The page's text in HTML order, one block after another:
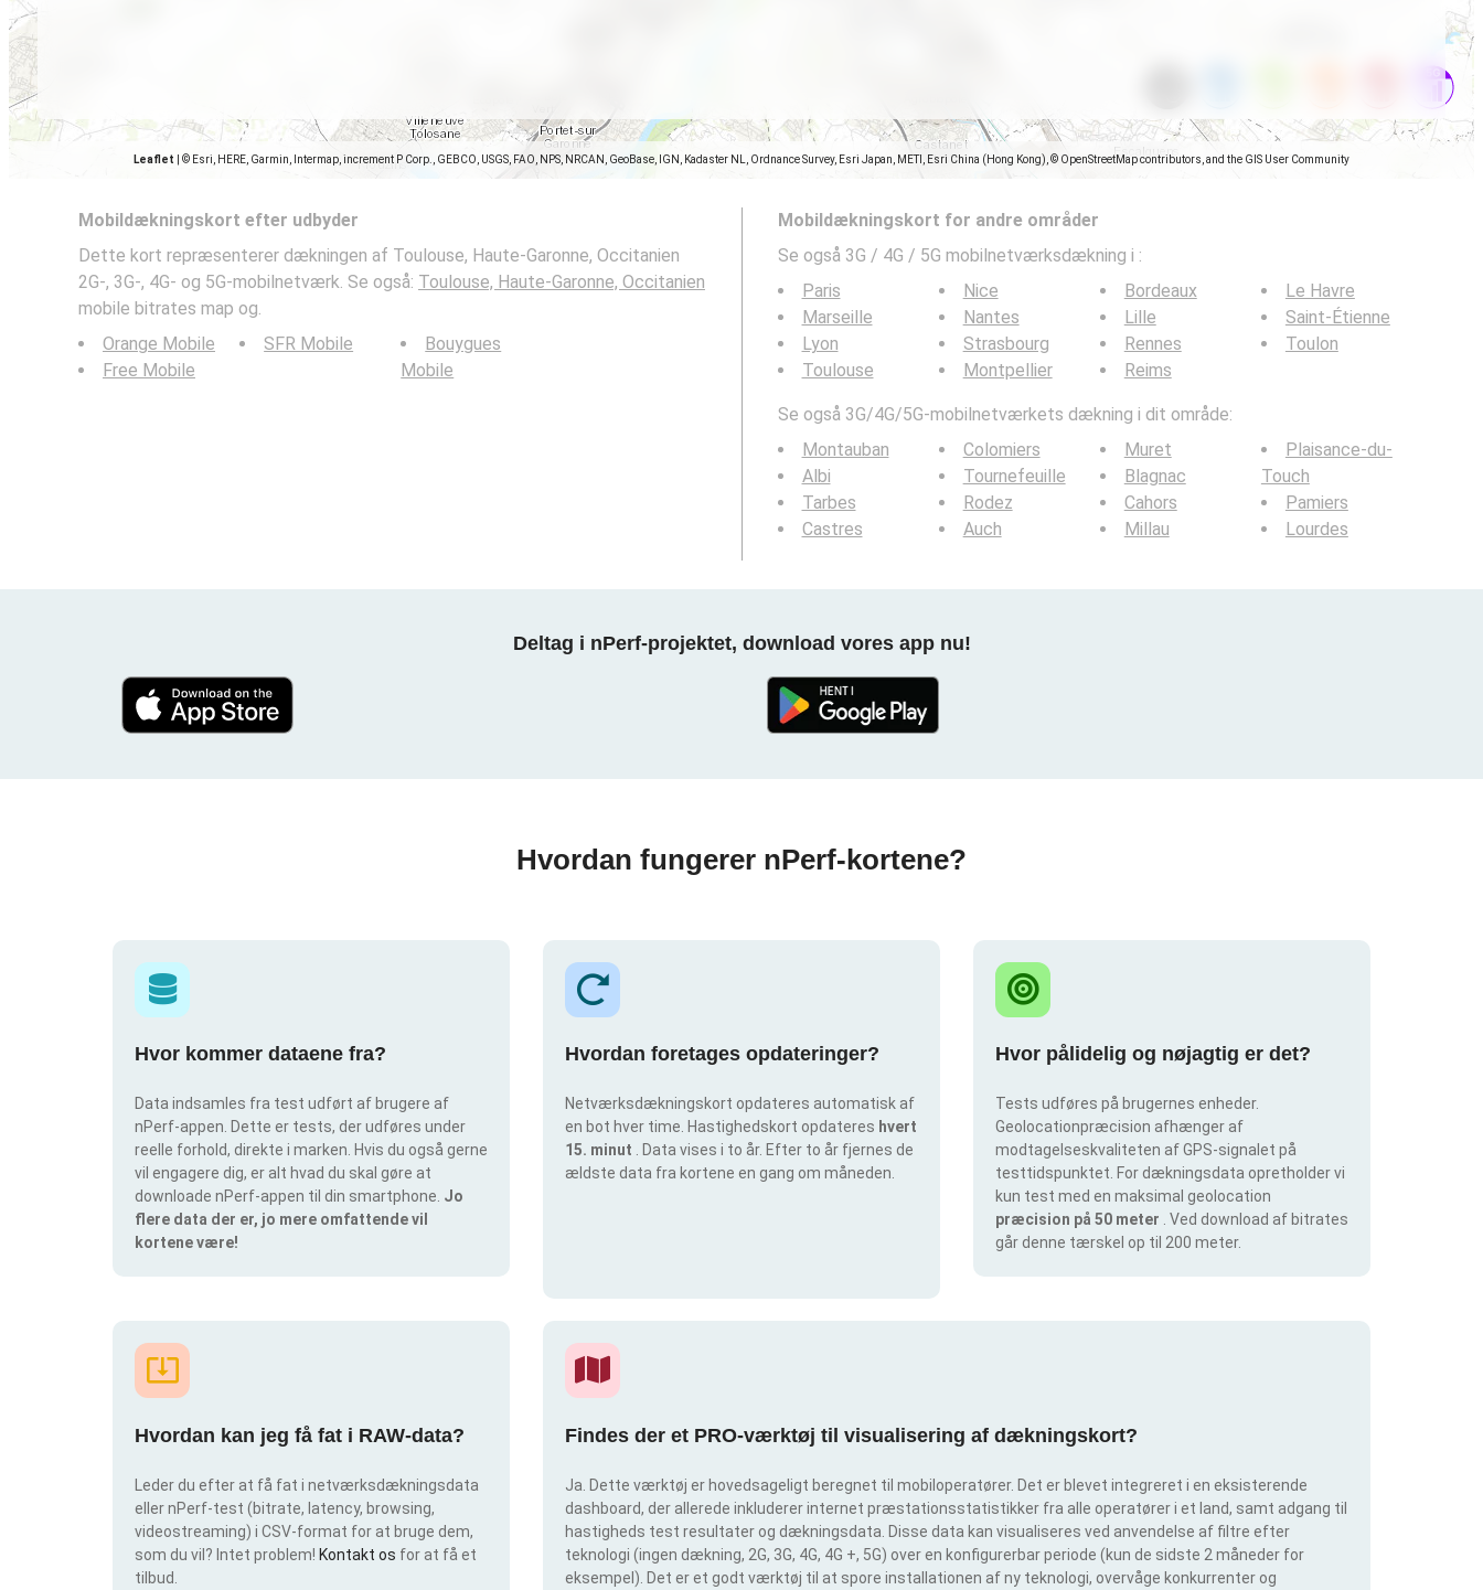
Leaflet © Esri, HERE, Garmin, Intermap, increment P Corp., GEBCO, USGS, FAO, NPS, NRCAN, GeoBase, IGN, Kadaster NL, Ordnance Survey, Esri Japan, METI, Esri China (Hong Kong), © OpenStreetMap contributors, and the GIS User Community
Mobildækningskort efter udbyder
Dette kort repræsenterer dækningen af Toulouse, Haute-Garonne, Occitanien
2G-, 3G-, 4G- og 5G-mobilnetværk. Se også: Toulouse, Haute-Garonne, Occitanien
mobile bitrates map og.
Orange Mobile
Free Mobile
SFR Mobile
Bouygues
Mobile
Mobildækningskort for andre områder
Se også 3G / 4G / 5G mobilnetværksdækning i :
Paris
Marseille
Lyon
Toulouse
Nice
Nantes
Strasbourg
Montpellier
Bordeaux
Lille
Rennes
Reims
Le Havre
Saint-Étienne
Toulon
Se også 3G/4G/5G-mobilnetværkets dækning i dit område:
Montauban
Albi
Tarbes
Castres
Colomiers
Tournefeuille
Rodez
Auch
Muret
Blagnac
Cahors
Millau
Plaisance-du-
Touch
Pamiers
Lourdes
Deltag i nPerf-projektet, download vores app nu!
Hvordan fungerer nPerf-kortene?
Hvor kommer dataene fra?
Data indsamles fra test udført af brugere af
nPerf-appen. Dette er tests, der udføres under
reelle forhold, direkte i marken. Hvis du også gerne
vil engagere dig, er alt hvad du skal gøre at
downloade nPerf-appen til din smartphone. Jo
flere data der er, jo mere omfattende vil
kortene være!
Hvordan foretages opdateringer?
Netværksdækningskort opdateres automatisk af
en bot hver time. Hastighedskort opdateres hvert
15. minut
. Data vises i to år. Efter to år fjernes de
ældste data fra kortene en gang om måneden.
Hvor pålidelig og nøjagtig er det?
Tests udføres på brugernes enheder.
Geolocationpræcision afhænger af
modtagelseskvaliteten af GPS-signalet på
testtidspunktet. For dækningsdata opretholder vi
kun test med en maksimal geolocation
præcision på 50 meter
. Ved download af bitrates
går denne tærskel op til 200 meter.
Hvordan kan jeg få fat i RAW-data?
Leder du efter at få fat i netværksdækningsdata
eller nPerf-test (bitrate, latency, browsing,
videostreaming) i CSV-format for at bruge dem,
som du vil? Intet problem! Kontakt os for at få et
tilbud.
Findes der et PRO-værktøj til visualisering af dækningskort?
Ja. Dette værktøj er hovedsageligt beregnet til mobiloperatører. Det er blevet integreret i en eksisterende
dashboard, der allerede inkluderer internet præstationsstatistikker fra alle operatører i et land, samt adgang til
hastigheds test resultater og dækningsdata. Disse data kan visualiseres ved anvendelse af filtre efter
teknologi (ingen dækning, 2G, 3G, 4G, 4G +, 5G) over en konfigurerbar periode (kun de sidste 2 måneder for
eksempel). Det er et godt værktøj til at spore installationen af ny teknologi, overvåge konkurrenter og